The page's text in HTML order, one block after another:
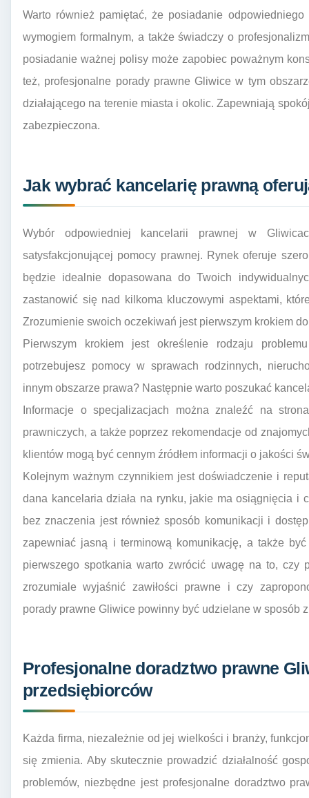
Warto również pamiętać, że posiadanie
wymogiem formalnym, a także świadczy o
posiadanie ważnej polisy może zapobiec poważnym
też, profesjonalne porady prawne Gliwice w tym
działającego na terenie miasta i okolic. Zapewniają
zabezpieczona.
Jak wybrać kancelarię prawną
Wybór odpowiedniej kancelarii prawnej w
satysfakcjonującej pomocy prawnej. Rynek oferuje
będzie idealnie dopasowana do Twoich
zastanowić się nad kilkoma kluczowymi aspektami,
Zrozumienie swoich oczekiwań jest pierwszym krokiem
Pierwszym krokiem jest określenie rodzaju
potrzebujesz pomocy w sprawach rodzinnych,
innym obszarze prawa? Następnie warto poszukać
Informacje o specjalizacjach można znaleźć na
prawniczych, a także poprzez rekomendacje od
klientów mogą być cennym źródłem informacji o jakości
Kolejnym ważnym czynnikiem jest doświadczenie i
dana kancelaria działa na rynku, jakie ma osiągnięcia
bez znaczenia jest również sposób komunikacji i
zapewniać jasną i terminową komunikację, a także
pierwszego spotkania warto zwrócić uwagę na to, czy
zrozumiale wyjaśnić zawiłości prawne i czy
porady prawne Gliwice powinny być udzielane w sposób
Profesjonalne doradztwo prawne
przedsiębiorców
Każda firma, niezależnie od jej wielkości i branży,
się zmienia. Aby skutecznie prowadzić działalność
problemów, niezbędne jest profesjonalne doradztwo